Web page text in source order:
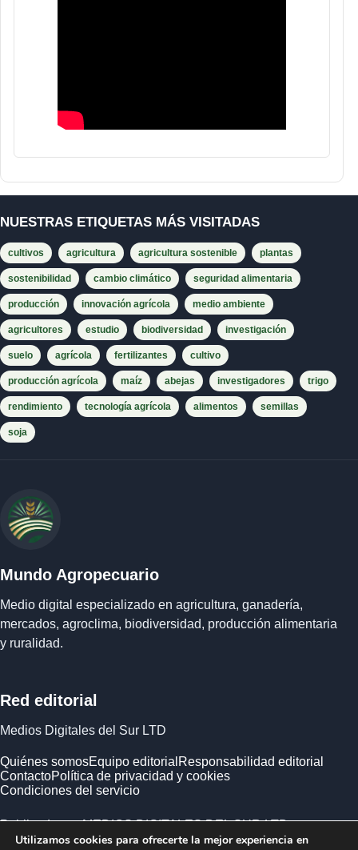
NUESTRAS ETIQUETAS MÁS VISITADAS
cultivos agricultura agricultura sostenible plantas
sostenibilidad cambio climático seguridad alimentaria
producción innovación agrícola medio ambiente
agricultores estudio biodiversidad investigación
suelo agrícola fertilizantes cultivo
producción agrícola maíz abejas investigadores trigo
rendimiento tecnología agrícola alimentos semillas
soja
Mundo Agropecuario
Medio digital especializado en agricultura, ganadería,
mercados, agroclima, biodiversidad, producción alimentaria
y ruralidad.
Red editorial
Medios Digitales del Sur LTD
Quiénes somosEquipo editorial Responsabilidad editorial
ContactoPolítica de privacidad y cookies
Condiciones del servicio
Publicado por MEDIOS DIGITALES DEL SUR LTD ·
Empresa registrada en Inglaterra y Gales.
Utilizamos cookies para ofrecerte la mejor experiencia en